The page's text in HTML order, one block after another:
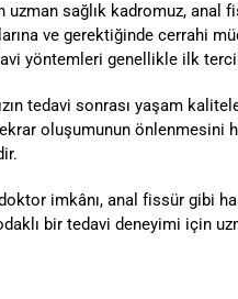
uzman sağlık kadromuz,
ve gerektiğinde cerrahi
yöntemleri genellikle ilk
tedavi sonrası yaşam
oluşumunun önlenmesini
imkânı, anal fissür gibi
bir tedavi deneyimi için